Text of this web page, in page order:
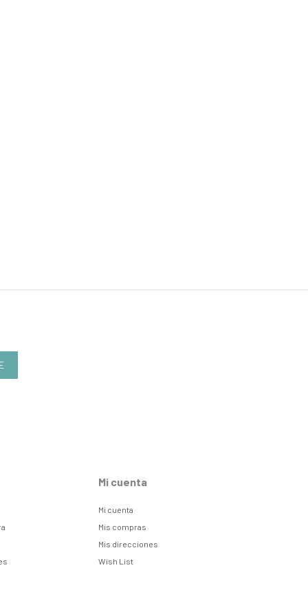
Mi cuenta
Mi cuenta
Mis compras
Mis direcciones
Wish List